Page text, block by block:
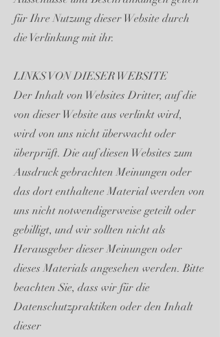
für Ihre Nutzung dieser Website durch
die Verlinkung mit ihr.
LINKS VON DIESER WEBSITE
Der Inhalt von Websites Dritter, auf die
von dieser Website aus verlinkt wird,
wird von uns nicht überwacht oder
überprüft. Die auf diesen Websites zum
Ausdruck gebrachten Meinungen oder
das dort enthaltene Material werden von
uns nicht notwendigerweise geteilt oder
gebilligt, und wir sollten nicht als
Herausgeber dieser Meinungen oder
dieses Materials angesehen werden. Bitte
beachten Sie, dass wir für die
Datenschutzpraktiken oder den Inhalt
dieser